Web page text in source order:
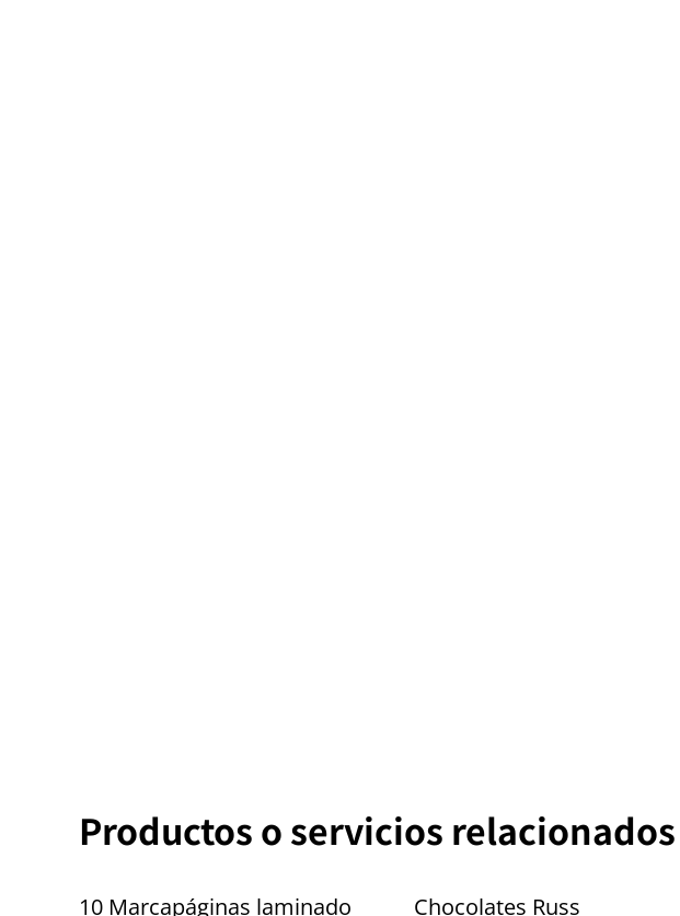
Productos o servicios relacionados
10 Marcapáginas laminado Chocolates Russ